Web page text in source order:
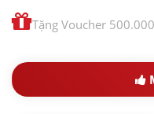
Tặng Voucher